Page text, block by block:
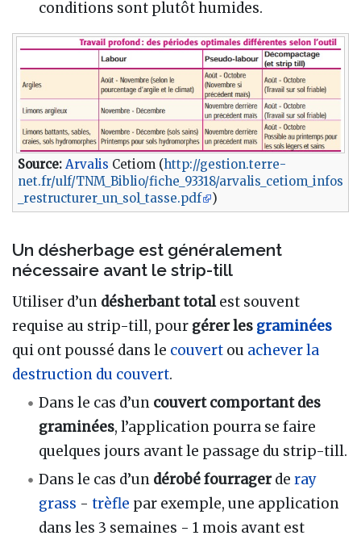
conditions sont plutôt humides.
Source: Arvalis Cetiom (http://gestion.terre-
net.fr/ulf/TNM_Biblio/fiche_93318/arvalis_cetiom_infos
_restructurer_un_sol_tasse.pdf
)
Un désherbage est généralement
nécessaire avant le strip-till
Utiliser d’un désherbant totalest souvent
requise au strip-till, pour gérer les graminées
qui ont poussé dans le couvert ou achever la
destruction du couvert.
Dans le cas d’un couvert comportant des
graminées, l’application pourra se faire
quelques jours avant le passage du strip-till.
Dans le cas d’un dérobé fourragerderay
grass -trèfle par exemple, une application
dans les 3 semaines - 1 mois avant est